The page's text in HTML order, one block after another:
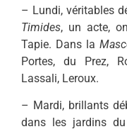
– Lundi, véritables
Timides, un acte,
Tapie. Dans la
Portes, du Prez,
Lassali, Leroux.
– Mardi, brillants
dans les jardins du